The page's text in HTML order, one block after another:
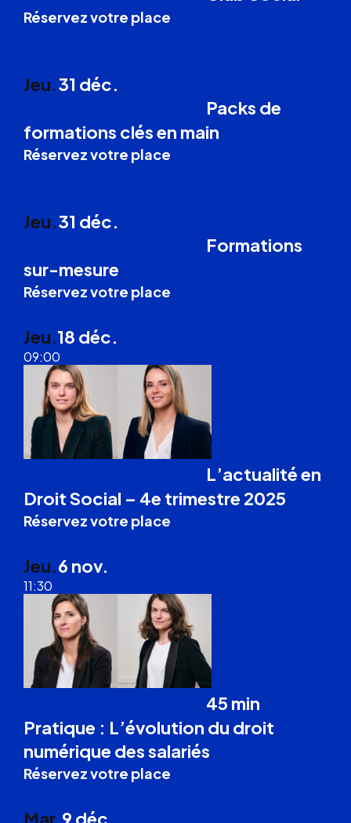
Réservez votre place
Jeu.31 déc.
Packs de
formations clés en main
Réservez votre place
Jeu.31 déc.
Formations
sur-mesure
Réservez votre place
Jeu.18 déc.
09:00
L’actualité en
Droit Social – 4e trimestre 2025
Réservez votre place
Jeu.6 nov.
11:30
45 min
Pratique : L’évolution du droit
numérique des salariés
Réservez votre place
Mar.9 déc.